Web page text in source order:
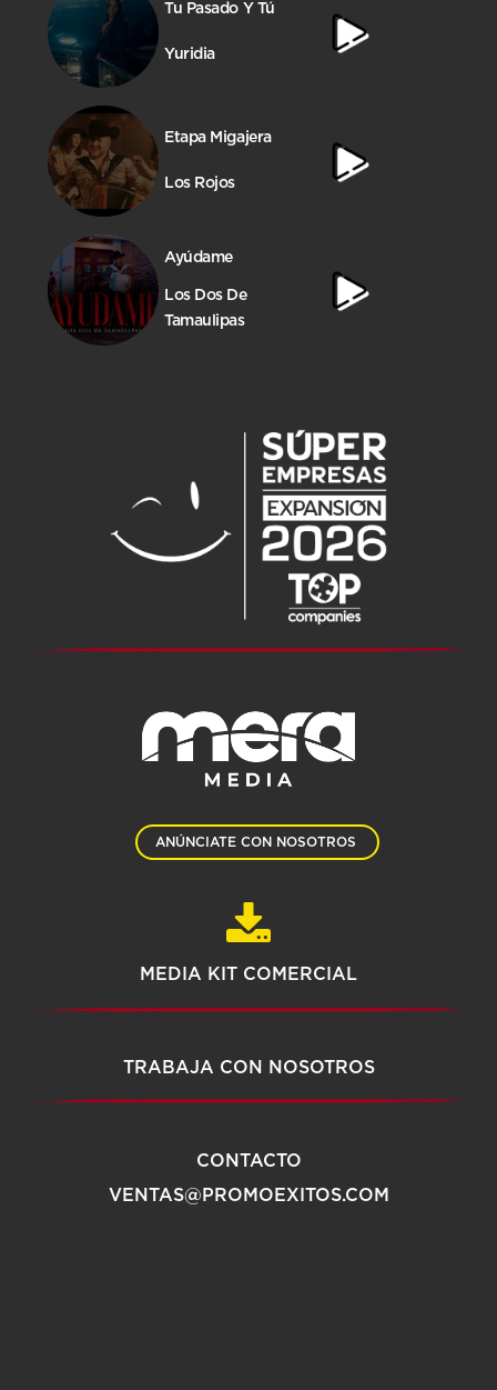
Tu Pasado Y Tú
Yuridia
Etapa Migajera
Los Rojos
Ayúdame
Los Dos De
Tamaulipas
ANÚNCIATE CON NOSOTROS
MEDIA KIT COMERCIAL
TRABAJA CON NOSOTROS
CONTACTO
VENTAS@PROMOEXITOS.COM